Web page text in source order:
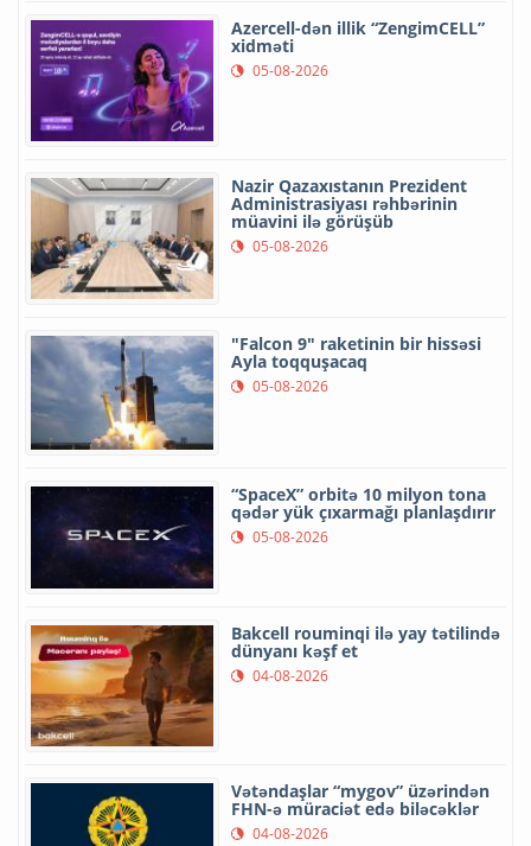
Azercell-dən illik “ZengimCELL”
xidməti
05-08-2026
Nazir Qazaxıstanın Prezident
Administrasiyası rəhbərinin
müavini ilə görüşüb
05-08-2026
"Falcon 9" raketinin bir hissəsi
Ayla toqquşacaq
05-08-2026
“SpaceX” orbitə 10 milyon tona
qədər yük çıxarmağı planlaşdırır
05-08-2026
Bakcell rouminqi ilə yay tətilində
dünyanı kəşf et
04-08-2026
Vətəndaşlar “mygov” üzərindən
FHN-ə müraciət edə biləcəklər
04-08-2026